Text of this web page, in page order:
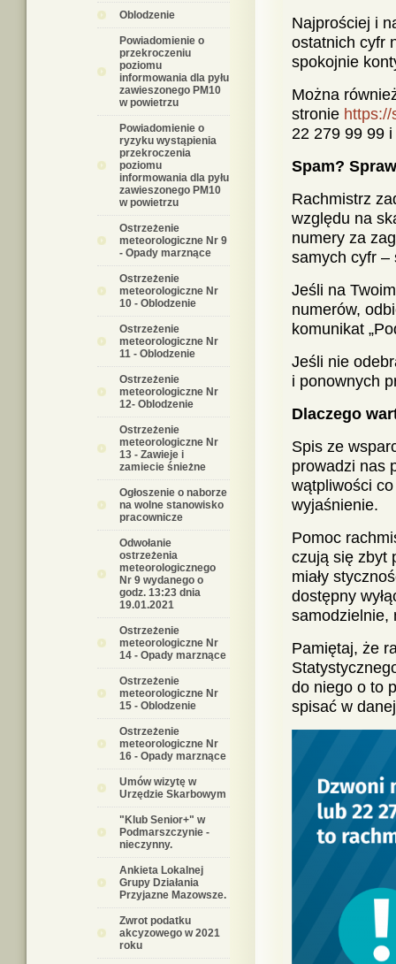
Oblodzenie
Powiadomienie o
przekroczeniu
poziomu
informowania dla pyłu
zawieszonego PM10
w powietrzu
Powiadomienie o
ryzyku wystąpienia
przekroczenia
poziomu
informowania dla pyłu
zawieszonego PM10
w powietrzu
Ostrzeżenie
meteorologiczne Nr 9
- Opady marznące
Ostrzeżenie
meteorologiczne Nr
10 - Oblodzenie
Ostrzeżenie
meteorologiczne Nr
11 - Oblodzenie
Ostrzeżenie
meteorologiczne Nr
12- Oblodzenie
Ostrzeżenie
meteorologiczne Nr
13 - Zawieje i
zamiecie śnieżne
Ogłoszenie o naborze
na wolne stanowisko
pracownicze
Odwołanie
ostrzeżenia
meteorologicznego
Nr 9 wydanego o
godz. 13:23 dnia
19.01.2021
Ostrzeżenie
meteorologiczne Nr
14 - Opady marznące
Ostrzeżenie
meteorologiczne Nr
15 - Oblodzenie
Ostrzeżenie
meteorologiczne Nr
16 - Opady marznące
Umów wizytę w
Urzędzie Skarbowym
"Klub Senior+" w
Podmarszczynie -
nieczynny.
Ankieta Lokalnej
Grupy Działania
Przyjazne Mazowsze.
Zwrot podatku
akcyzowego w 2021
roku
Najprościej i
ostatnich cyfr
spokojnie
Można
stronie
22 279 99 99
Spam?
Rachmistrz
względu na
numery za
samych cyfr –
Jeśli na
numerów,
komunikat
Jeśli nie
i ponownych
Dlaczego
Spis ze
prowadzi nas
wątpliwości
wyjaśnienie.
Pomoc
czują się zbyt
miały
dostępny
samodzielnie,
Pamiętaj, że
do niego o to
spisać w